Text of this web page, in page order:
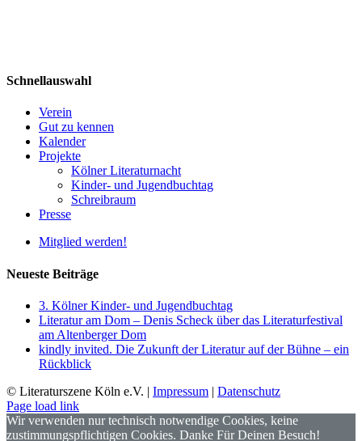
Schnellauswahl
Verein
Gut zu kennen
Kalender
Projekte
Kölner Literaturnacht
Kinder- und Jugendbuchtag
Schreibraum
Presse
Mitglied werden!
Neueste Beiträge
3. Kölner Kinder- und Jugendbuchtag
Literatur am Dom – Denis Scheck über das Literaturfestival
am Altenberger Dom
kindly invited. Die Zukunft der Literatur auf der Bühne – ein
Rückblick
© Literaturszene Köln e.V. | Impressum | Datenschutz
Page load link
Wir verwenden nur technisch notwendige Cookies, keine
zustimmungspflichtigen Cookies. Danke Für Deinen Besuch!